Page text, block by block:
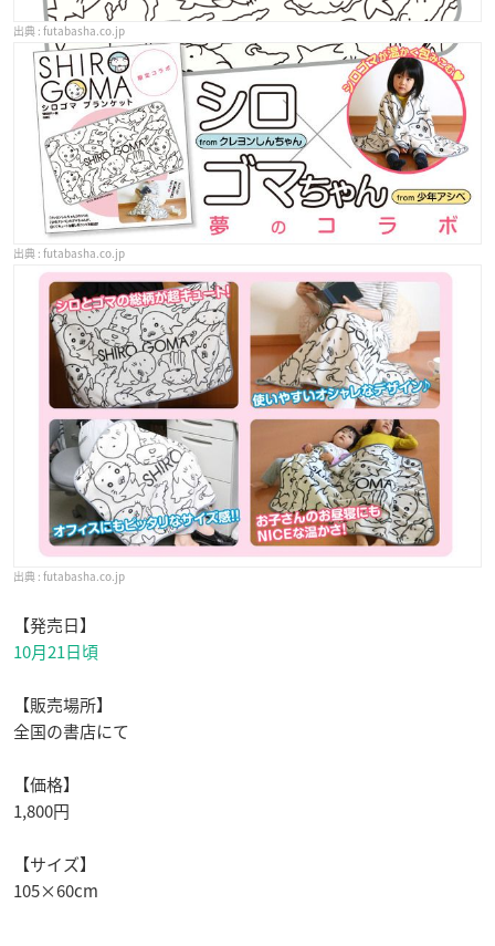
futabasha.co.jp
futabasha.co.jp
futabasha.co.jp
【発売日】
10月21日頃
【販売場所】
全国の書店にて
【価格】
1,800円
【サイズ】
105×60cm